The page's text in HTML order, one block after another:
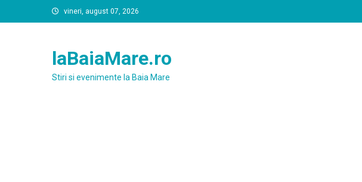
to
vineri, august 07, 2026
laBaiaMare.ro
Stiri si evenimente la Baia Mare